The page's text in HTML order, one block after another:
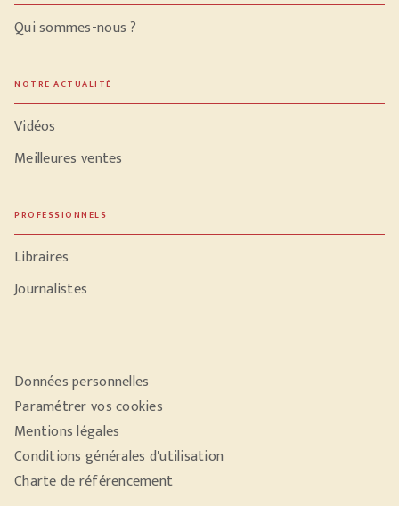
Qui sommes-nous ?
NOTRE ACTUALITÉ
Vidéos
Meilleures ventes
PROFESSIONNELS
Libraires
Journalistes
Données personnelles
Paramétrer vos cookies
Mentions légales
Conditions générales d'utilisation
Charte de référencement